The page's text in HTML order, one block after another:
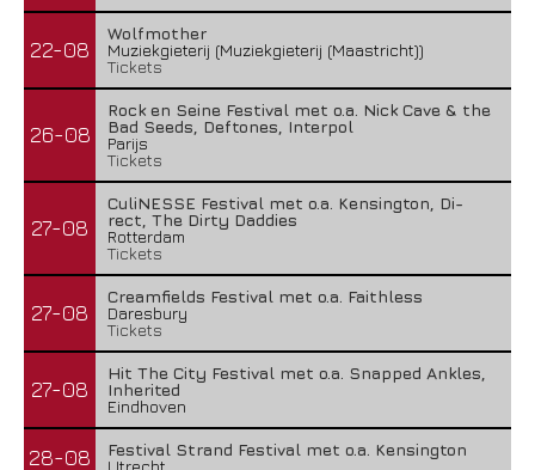
22-08
Wolfmother
Muziekgieterij (Muziekgieterij (Maastricht))
Tickets
26-08
Rock en Seine Festival met o.a. Nick Cave & the
Bad Seeds, Deftones, Interpol
Parijs
Tickets
27-08
CuliNESSE Festival met o.a. Kensington, Di-
rect, The Dirty Daddies
Rotterdam
Tickets
27-08
Creamfields Festival met o.a. Faithless
Daresbury
Tickets
27-08
Hit The City Festival met o.a. Snapped Ankles,
Inherited
Eindhoven
28-08
Festival Strand Festival met o.a. Kensington
Utrecht